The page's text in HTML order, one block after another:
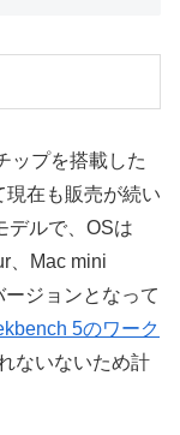
ップを搭載した
現在も販売が続い
デルで、OSは
、Mac mini
ジョンとなって
5のワーク
ないないため計